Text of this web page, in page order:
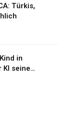
Türkis,
in
seine